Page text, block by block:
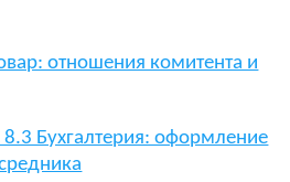
отношения комитента и
8.3 Бухгалтерия: оформление